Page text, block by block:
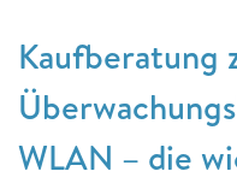
Kaufberatung
WLAN – die